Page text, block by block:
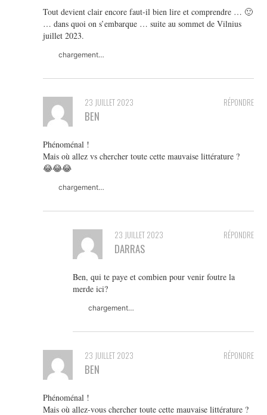
Tout devient clair encore faut-il bien lire et comprendre … 🙂
… dans quoi on s’embarque … suite au sommet de Vilnius
juillet 2023.
chargement…
RÉPONDRE
23 JUILLET 2023
BEN
Phénoménal !
Mais où allez vs chercher toute cette mauvaise littérature ?
😂😂😂
chargement…
RÉPONDRE
23 JUILLET 2023
DARRAS
Ben, qui te paye et combien pour venir foutre la
merde ici?
chargement…
RÉPONDRE
23 JUILLET 2023
BEN
Phénoménal !
Mais où allez-vous chercher toute cette mauvaise littérature ?